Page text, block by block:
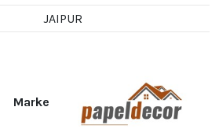
JAIPUR
Marke